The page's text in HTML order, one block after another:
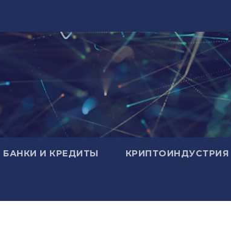
БАНКИ И КРЕДИТЫ КРИПТОИНДУСТРИЯ